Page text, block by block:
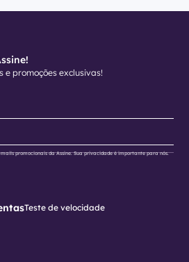
e promoções exclusivas!
promocionais da Assine. Sua privacidade é importante para nós.
Teste de velocidade